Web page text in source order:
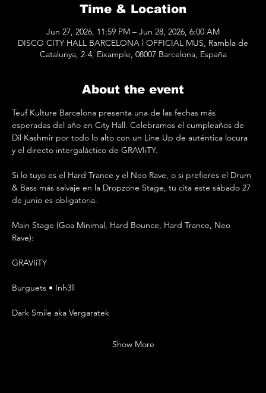
Time & Location
Jun 27, 2026, 11:59 PM – Jun 28, 2026, 6:00 AM
DISCO CITY HALL BARCELONA l OFFICIAL MUS, Rambla de
Catalunya, 2-4, Eixample, 08007 Barcelona, España
About the event
Teuf Kulture Barcelona presenta una de las fechas más
esperadas del año en City Hall. Celebramos el cumpleaños de
Dil Kashmir por todo lo alto con un Line Up de auténtica locura
y el directo intergaláctico de GRAVIiTY.
Si lo tuyo es el Hard Trance y el Neo Rave, o si prefieres el Drum
& Bass más salvaje en la Dropzone Stage, tu cita este sábado 27
de junio es obligatoria.
Main Stage (Goa Minimal, Hard Bounce, Hard Trance, Neo
Rave):
GRAVIiTY
Burguets • Inh3ll
Dark Smile aka Vergaratek
Show More